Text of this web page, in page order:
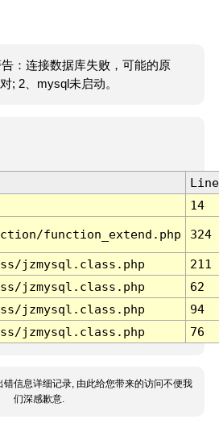
：连接数据库失败，可能的原
; 2、mysql未启动。
Line
14
function_extend.php 324
jzmysql.class.php
211
jzmysql.class.php
62
jzmysql.class.php
94
jzmysql.class.php 76
错信息详细记录, 由此给您带来的访问不便我
们深感歉意.